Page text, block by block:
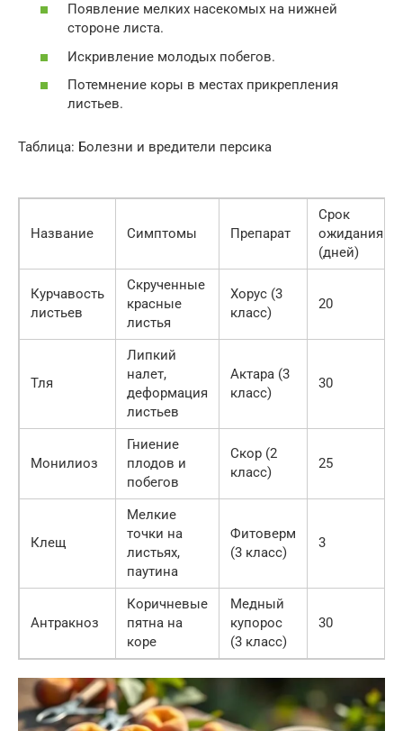
Появление мелких насекомых на нижней
стороне листа.
Искривление молодых побегов.
Потемнение коры в местах прикрепления
листьев.
Таблица: Болезни и вредители персика
Название Симптомы Препарат
Срок
ожидания
(дней)
Курчавость
листьев
Скрученные
красные
листья
Хорус (3
класс)
20
Тля
Липкий
налет,
деформация
листьев
Актара (3
класс)
30
Монилиоз
Гниение
плодов и
побегов
Скор (2
класс)
25
Клещ
Мелкие
точки на
листьях,
паутина
Фитоверм
(3 класс)
3
Антракноз
Коричневые
пятна на
коре
Медный
купорос
(3 класс)
30